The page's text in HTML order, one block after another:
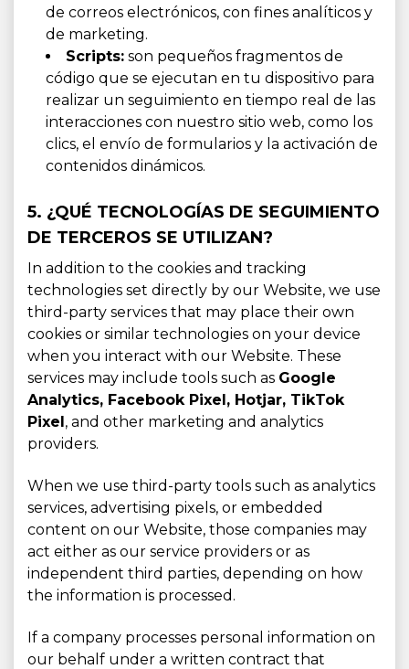
de correos electrónicos, con fines analíticos y
de marketing.
Scripts: son pequeños fragmentos de
código que se ejecutan en tu dispositivo para
realizar un seguimiento en tiempo real de las
interacciones con nuestro sitio web, como los
clics, el envío de formularios y la activación de
contenidos dinámicos.
5. ¿QUÉ TECNOLOGÍAS DE SEGUIMIENTO
DE TERCEROS SE UTILIZAN?
In addition to the cookies and tracking
technologies set directly by our Website, we use
third-party services that may place their own
cookies or similar technologies on your device
when you interact with our Website. These
services may include tools such as Google
Analytics, Facebook Pixel, Hotjar, TikTok
Pixel, and other marketing and analytics
providers.
When we use third-party tools such as analytics
services, advertising pixels, or embedded
content on our Website, those companies may
act either as our service providers or as
independent third parties, depending on how
the information is processed.
If a company processes personal information on
our behalf under a written contract that